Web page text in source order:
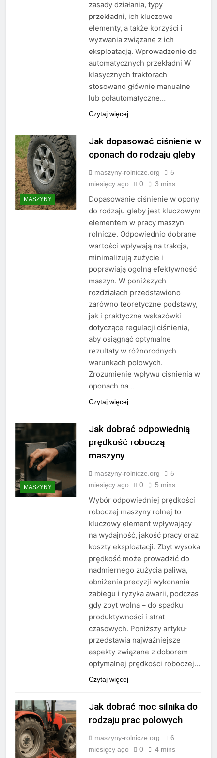
zasady działania, typy
przekładni, ich kluczowe
elementy, a także korzyści i
wyzwania związane z ich
eksploatacją. Wprowadzenie do
automatycznych przekładni W
klasycznych traktorach
stosowano głównie manualne
lub półautomatyczne…
Czytaj więcej
MASZYNY
Jak dopasować ciśnienie w
oponach do rodzaju gleby
maszyny-rolnicze.org
5
miesięcy ago
0 3 mins
Dopasowanie ciśnienie w opony
do rodzaju gleby jest kluczowym
elementem w pracy maszyn
rolnicze. Odpowiednio dobrane
wartości wpływają na trakcja,
minimalizują zużycie i
poprawiają ogólną efektywność
maszyn. W poniższych
rozdziałach przedstawiono
zarówno teoretyczne podstawy,
jak i praktyczne wskazówki
dotyczące regulacji ciśnienia,
aby osiągnąć optymalne
rezultaty w różnorodnych
warunkach polowych.
Zrozumienie wpływu ciśnienia w
oponach na…
Czytaj więcej
MASZYNY
Jak dobrać odpowiednią
prędkość roboczą
maszyny
maszyny-rolnicze.org
5
miesięcy ago
0 5 mins
Wybór odpowiedniej prędkości
roboczej maszyny rolnej to
kluczowy element wpływający
na wydajność, jakość pracy oraz
koszty eksploatacji. Zbyt wysoka
prędkość może prowadzić do
nadmiernego zużycia paliwa,
obniżenia precyzji wykonania
zabiegu i ryzyka awarii, podczas
gdy zbyt wolna – do spadku
produktywności i strat
czasowych. Poniższy artykuł
przedstawia najważniejsze
aspekty związane z doborem
optymalnej prędkości roboczej…
Czytaj więcej
Jak dobrać moc silnika do
rodzaju prac polowych
maszyny-rolnicze.org
6
miesięcy ago
0 4 mins